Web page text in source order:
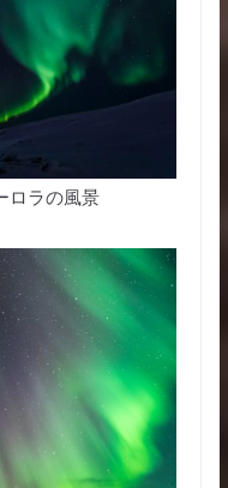
ロラの風景